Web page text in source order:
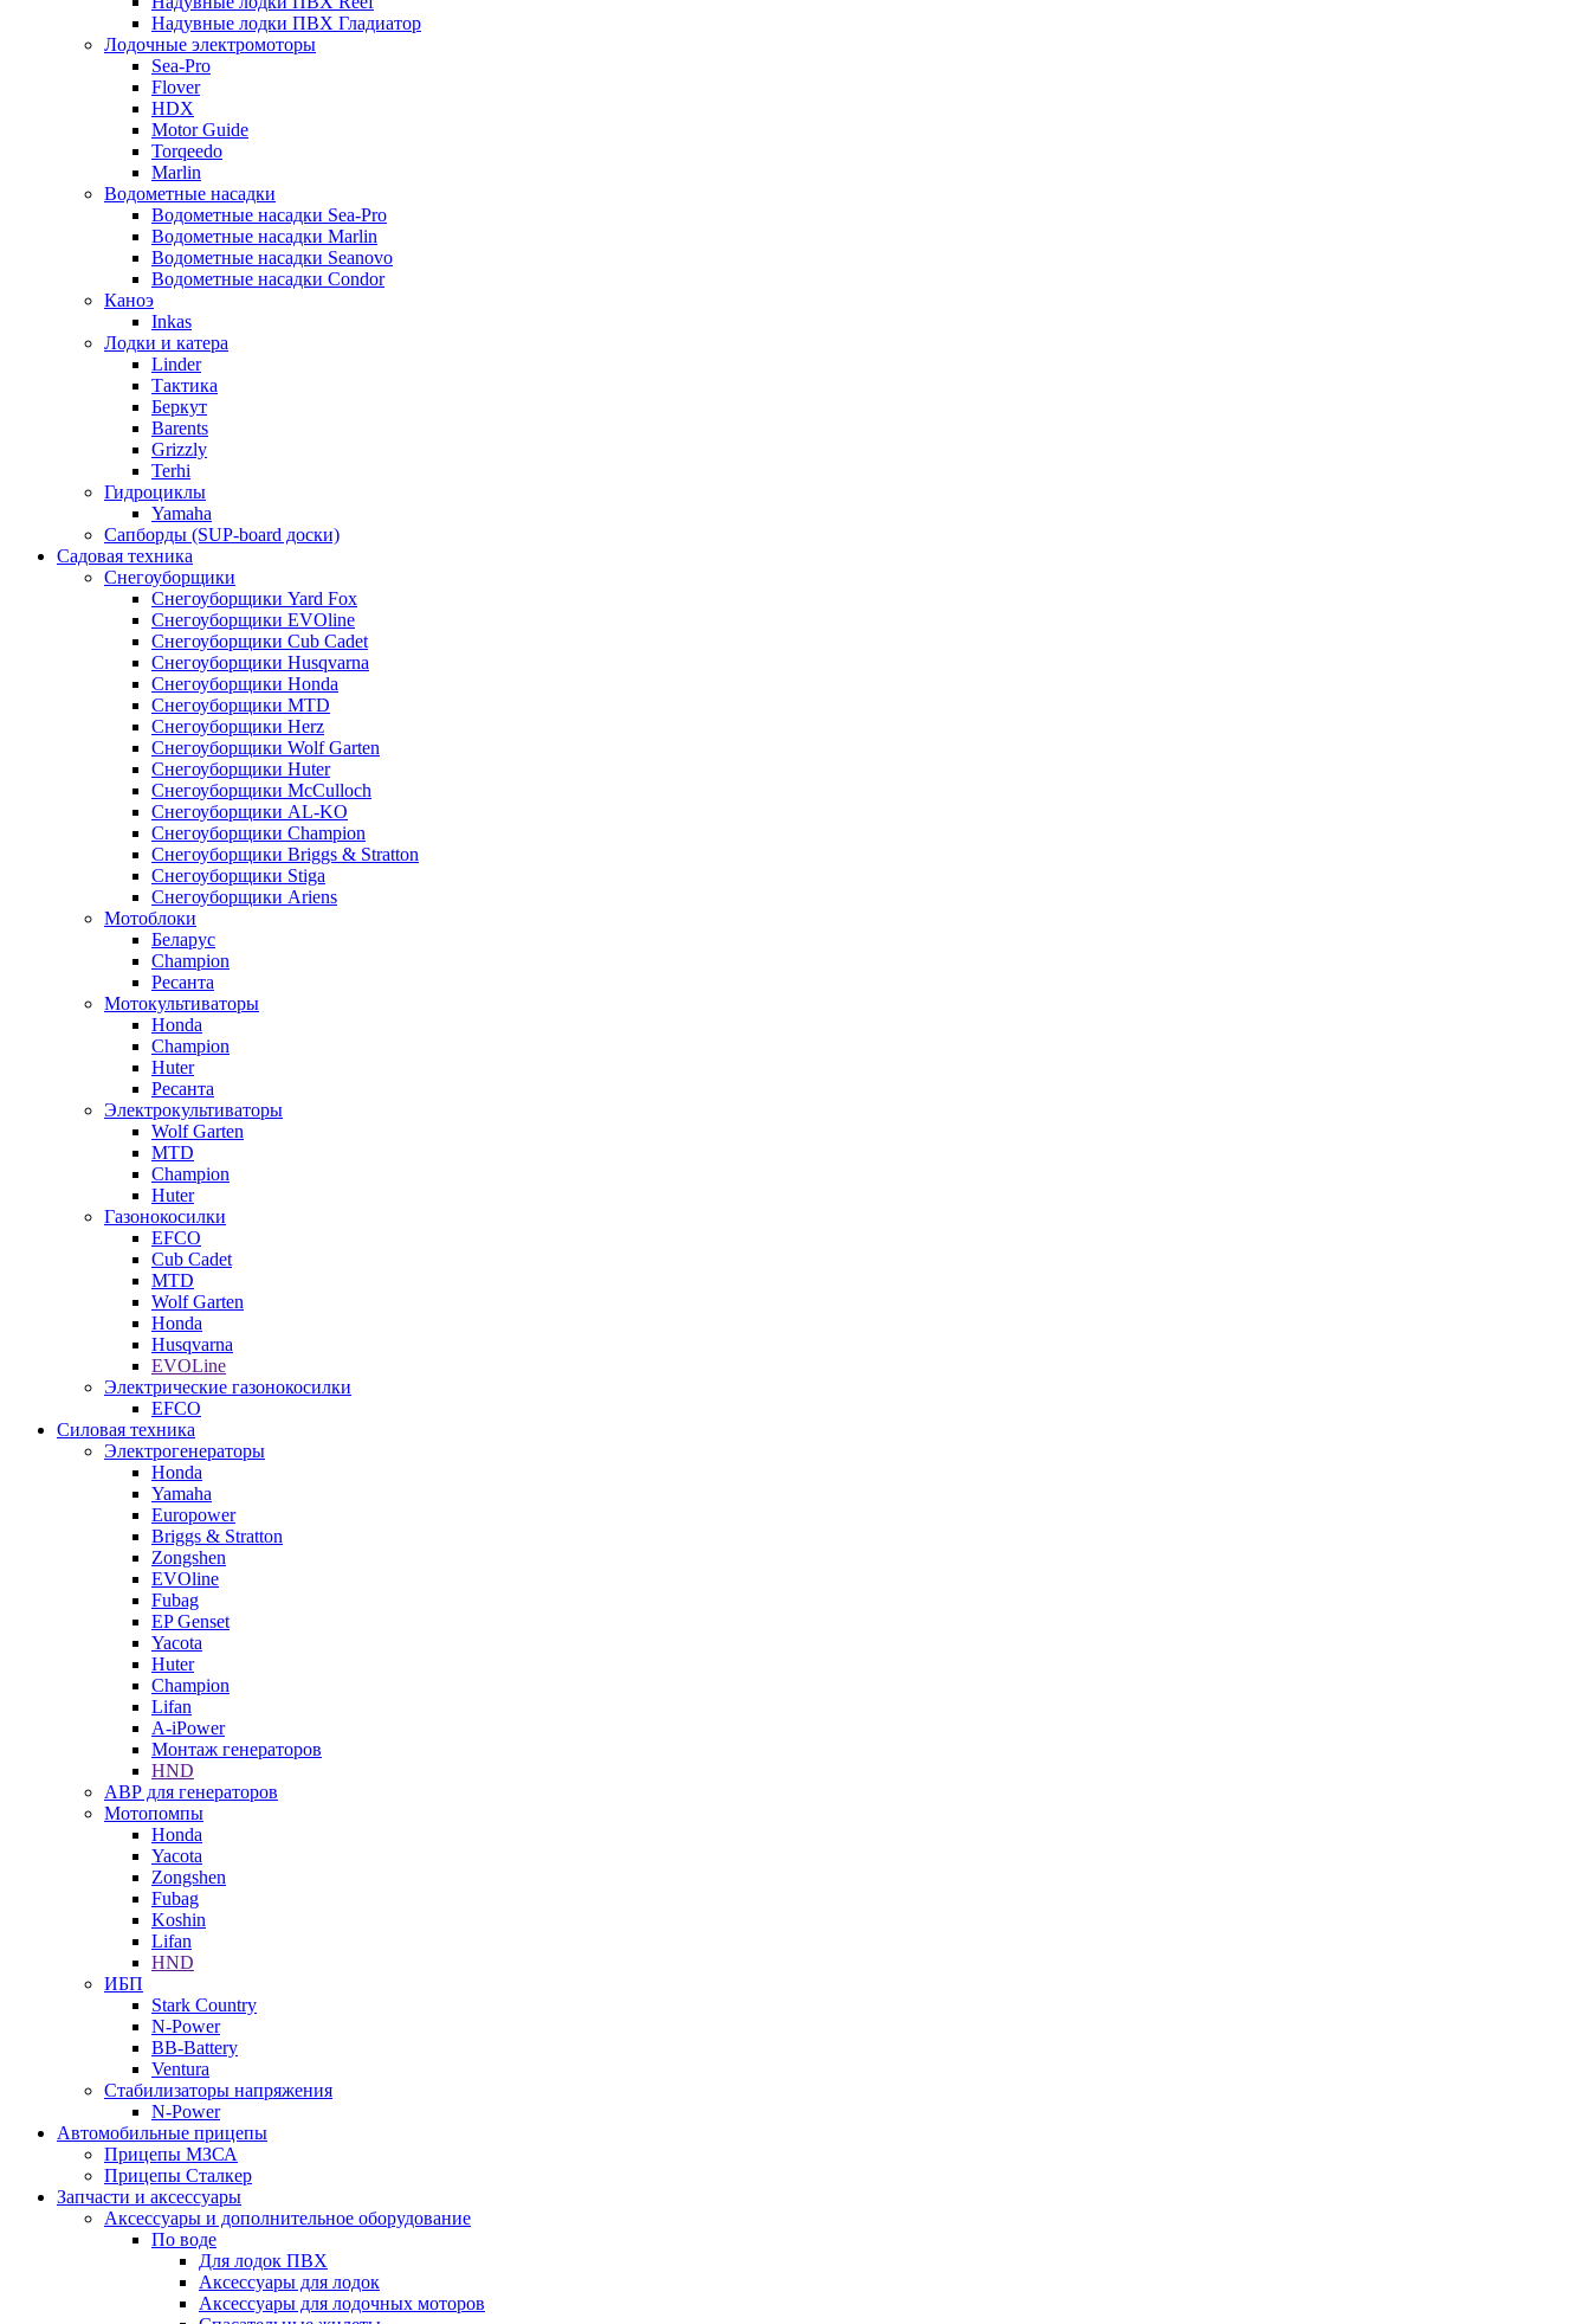
Надувные лодки ПВХ Гладиатор
Лодочные электромоторы
Sea-Pro
Flover
HDX
Motor Guide
Torqeedo
Marlin
Водометные насадки
Водометные насадки Sea-Pro
Водометные насадки Marlin
Водометные насадки Seanovo
Водометные насадки Condor
Каноэ
Inkas
Лодки и катера
Linder
Тактика
Беркут
Barents
Grizzly
Terhi
Гидроциклы
Yamaha
Сапборды (SUP-board доски)
Садовая техника
Снегоуборщики
Снегоуборщики Yard Fox
Снегоуборщики EVOline
Снегоуборщики Cub Cadet
Снегоуборщики Husqvarna
Снегоуборщики Honda
Снегоуборщики MTD
Снегоуборщики Herz
Снегоуборщики Wolf Garten
Снегоуборщики Huter
Снегоуборщики McCulloch
Снегоуборщики AL-KO
Снегоуборщики Champion
Снегоуборщики Briggs & Stratton
Снегоуборщики Stiga
Снегоуборщики Ariens
Мотоблоки
Беларус
Champion
Ресанта
Мотокультиваторы
Honda
Champion
Huter
Ресанта
Электрокультиваторы
Wolf Garten
MTD
Champion
Huter
Газонокосилки
EFCO
Cub Cadet
MTD
Wolf Garten
Honda
Husqvarna
EVOLine
Электрические газонокосилки
EFCO
Силовая техника
Электрогенераторы
Honda
Yamaha
Europower
Briggs & Stratton
Zongshen
EVOline
Fubag
EP Genset
Yacota
Huter
Champion
Lifan
A-iPower
Монтаж генераторов
HND
АВР для генераторов
Мотопомпы
Honda
Yacota
Zongshen
Fubag
Koshin
Lifan
HND
ИБП
Stark Country
N-Power
BB-Battery
Ventura
Стабилизаторы напряжения
N-Power
Автомобильные прицепы
Прицепы МЗСА
Прицепы Сталкер
Запчасти и аксессуары
Аксессуары и дополнительное оборудование
По воде
Для лодок ПВХ
Аксессуары для лодок
Аксессуары для лодочных моторов